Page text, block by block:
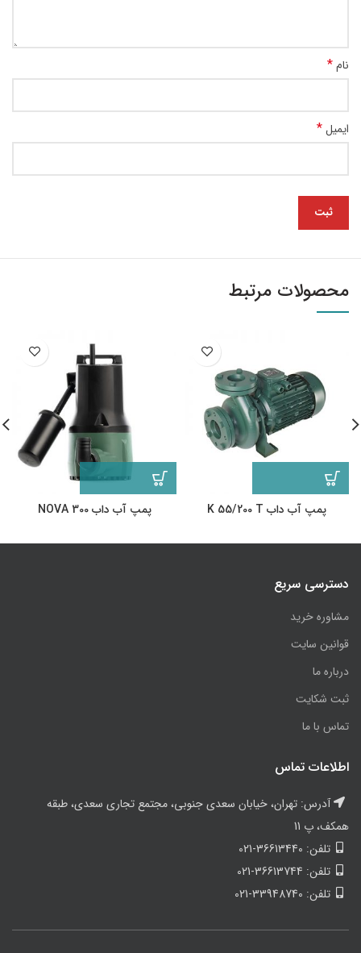
نام*
ایمیل*
محصولات مرتبط
پمپ آب داب K 55/200 T پمپ آب داب NOVA 300
دسترسی سریع
مشاوره خرید
قوانین سایت
درباره ما
ثبت شکایت
تماس با ما
اطلاعات تماس
آدرس: تهران، خیابان سعدی جنوبی، مجتمع تجاری سعدی، طبقه
همکف، پ 11
تلفن: 36613440-021
تلفن: 36613744-021
تلفن: 33948740-021